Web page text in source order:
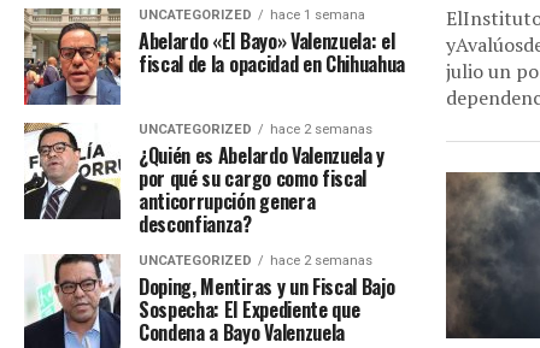
julio un
UNCATEGORIZED hace 1 semana
Abelardo «El Bayo» Valenzuela: el
fiscal de la opacidad en Chihuahua
UNCATEGORIZED hace 2 semanas
¿Quién es Abelardo Valenzuela y
por qué su cargo como fiscal
anticorrupción genera
desconfianza?
UNCATEGORIZED hace 2 semanas
Doping, Mentiras y un Fiscal Bajo
Sospecha: El Expediente que
Condena a Bayo Valenzuela